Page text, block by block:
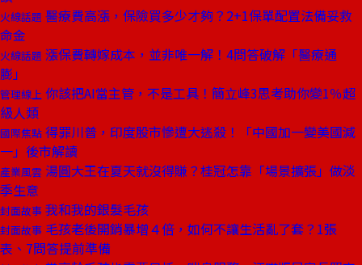
火線話題 醫療費高漲，保險買多少才夠？2+1保單配置法備妥救
命金
火線話題 漲保費轉嫁成本，並非唯一解！4問答破解「醫療通
膨」
管理線上 你該把AI當主管，不是工具！簡立峰3思考助你變1％超
級人類
國際焦點 得罪川普，印度股市慘遭大逃殺！「中國加一變美國減
一」後市解讀
產業風雲 湯圓大王在夏天就沒得賺？桂冠怎靠「場景擴張」做淡
季生意
封面故事 我和我的銀髮毛孩
封面故事 毛孩老後開銷暴增４倍，如何不讓生活亂了套？1張
表、7問答提前準備